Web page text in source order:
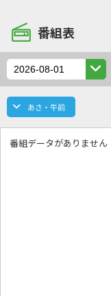
番組表
あさ・午前
番組データがありません